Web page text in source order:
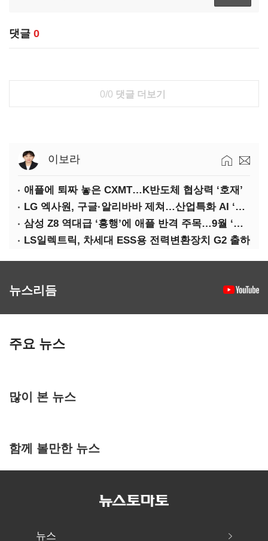
댓글 0
0/0 댓글 더보기
이보라
애플에 퇴짜 놓은 CXMT…K반도체 협상력 ‘호재’
LG 엑사원, 구글·알리바바 제쳐…산업특화 AI ‘속도’
삼성 Z8 역대급 ‘흥행’에 애플 반격 주목…9월 ‘폴더블 대전’
LS일렉트릭, 차세대 ESS용 전력변환장치 G2 출하
뉴스리듬
주요 뉴스
많이 본 뉴스
함께 볼만한 뉴스
뉴스